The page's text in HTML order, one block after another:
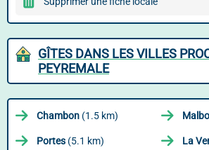
GÎTES DANS LES VILLES
PEYREMALE
Chambon (1.5 km)
Portes (5.1 km) La